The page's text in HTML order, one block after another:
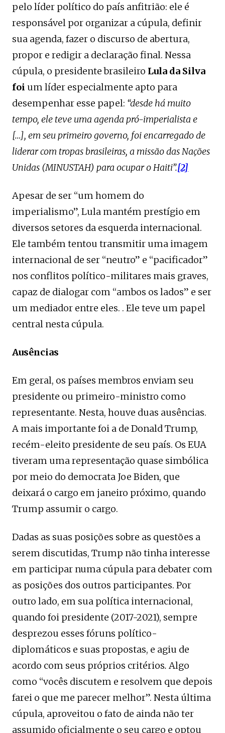
pelo líder político do país anfitrião: ele é
responsável por organizar a cúpula, definir
sua agenda, fazer o discurso de abertura,
propor e redigir a declaração final. Nessa
cúpula, o presidente brasileiro Lula da Silva
foi um líder especialmente apto para
desempenhar esse papel: “desde há muito
tempo, ele teve uma agenda pró-imperialista e
[…], em seu primeiro governo, foi encarregado de
liderar com tropas brasileiras, a missão das Nações
Unidas (MINUSTAH) para ocupar o Haiti”.[2]
Apesar de ser “um homem do
imperialismo”, Lula mantém prestígio em
diversos setores da esquerda internacional.
Ele também tentou transmitir uma imagem
internacional de ser “neutro” e “pacificador”
nos conflitos político-militares mais graves,
capaz de dialogar com “ambos os lados” e ser
um mediador entre eles. . Ele teve um papel
central nesta cúpula.
Ausências
Em geral, os países membros enviam seu
presidente ou primeiro-ministro como
representante. Nesta, houve duas ausências.
A mais importante foi a de Donald Trump,
recém-eleito presidente de seu país. Os EUA
tiveram uma representação quase simbólica
por meio do democrata Joe Biden, que
deixará o cargo em janeiro próximo, quando
Trump assumir o cargo.
Dadas as suas posições sobre as questões a
serem discutidas, Trump não tinha interesse
em participar numa cúpula para debater com
as posições dos outros participantes. Por
outro lado, em sua política internacional,
quando foi presidente (2017-2021), sempre
desprezou esses fóruns político-
diplomáticos e suas propostas, e agiu de
acordo com seus próprios critérios. Algo
como “vocês discutem e resolvem que depois
farei o que me parecer melhor”. Nesta última
cúpula, aproveitou o fato de ainda não ter
assumido oficialmente o seu cargo e optou